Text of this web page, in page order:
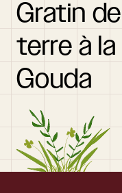
Gratin de
terre à la
Gouda